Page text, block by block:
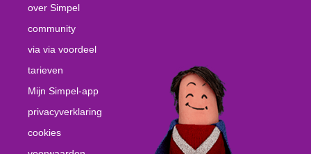
over Simpel
community
via via voordeel
tarieven
Mijn Simpel-app
privacyverklaring
cookies